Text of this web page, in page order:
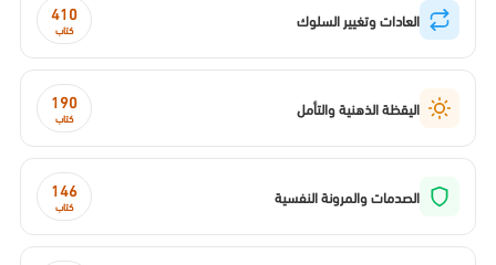
العادات وتغيير السلوك 410
كتاب
اليقظة الذهنية والتأمل 190
كتاب
الصدمات والمرونة النفسية 146
كتاب